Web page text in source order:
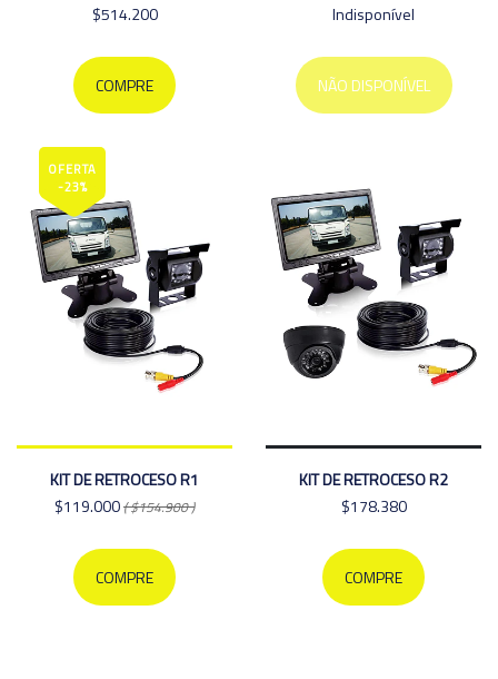
$514.200
COMPRE
Indisponível
NÃO DISPONÍVEL
OFERTA
-23%
KIT DE RETROCESO R1
$119.000( $154.900 )
COMPRE
KIT DE RETROCESO R2
$178.380
COMPRE